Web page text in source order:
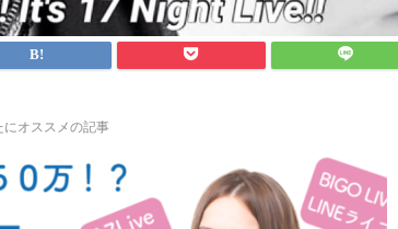
にオススメの記事